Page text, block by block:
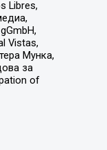
Libres,
Vistas,
Мунка,
за
of